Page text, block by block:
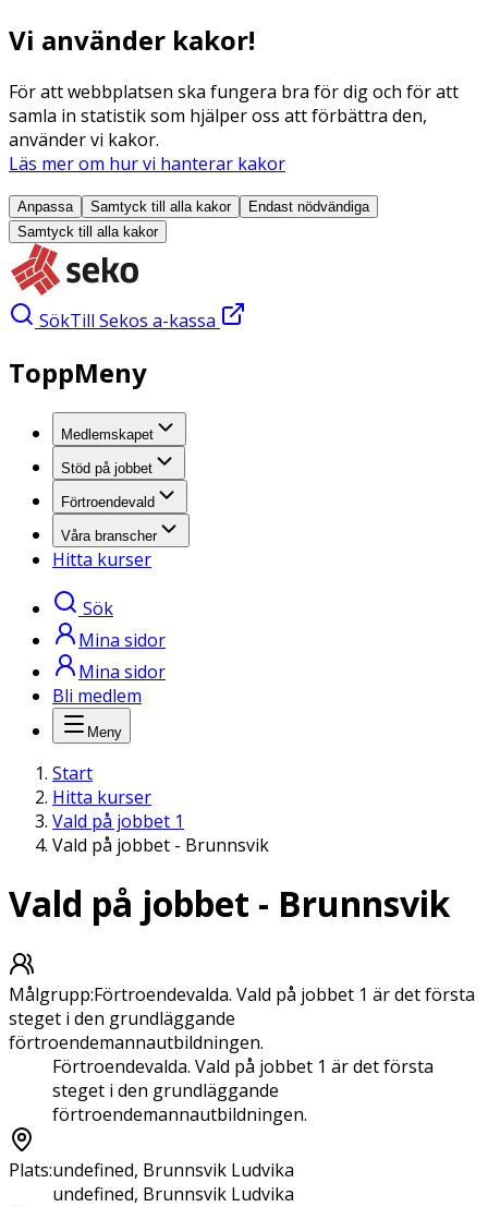
Vi använder kakor!
För att webbplatsen ska fungera bra för dig och för att
samla in statistik som hjälper oss att förbättra den,
använder vi kakor.
Läs mer om hur vi hanterar kakor
Anpassa Samtyck till alla kakor
Endast nödvändiga
Samtyck till alla kakor
SökTill Sekos a-kassa
ToppMeny
Medlemskapet
Stöd på jobbet
Förtroendevald
Våra branscher
Hitta kurser
Sök
Mina sidor
Mina sidor
Bli medlem
Meny
Start
Hitta kurser
Vald på jobbet 1
Vald på jobbet - Brunnsvik
Vald på jobbet - Brunnsvik
Målgrupp:Förtroendevalda. Vald på jobbet 1 är det första
steget i den grundläggande
förtroendemannautbildningen.
Förtroendevalda. Vald på jobbet 1 är det första
steget i den grundläggande
förtroendemannautbildningen.
Plats:undefined, Brunnsvik Ludvika
undefined, Brunnsvik Ludvika